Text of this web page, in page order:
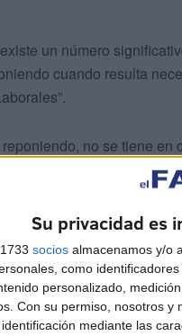
Su privacidad es
socios almacenamos y/o
como
personalizado,
Con su permiso, nosotros y
mediante las
un número
cuando resulta
no se tiene en
los que han de